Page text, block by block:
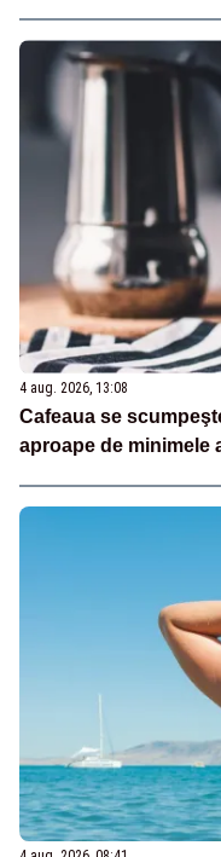
4 aug. 2026, 13:08
Cafeaua se
aproape de minimele